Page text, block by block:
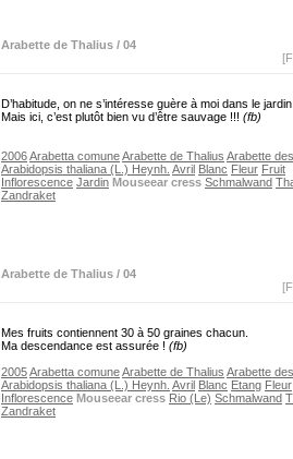
Arabette de Thalius / 04
D’habitude, on ne s’intéresse guère à moi dans le
Mais ici, c’est plutôt bien vu d’être sauvage !!! (fb)
2006Arabetta comuneArabette de Thalius Arabette
Arabidopsis thaliana (L.) Heynh. Avril Blanc Fleur Fruit
Inflorescence Jardin Mouseear cress Schmalwand
Zandraket
Arabette de Thalius / 04
Mes fruits contiennent 30 à 50 graines chacun.
Ma descendance est assurée ! (fb)
2005Arabetta comuneArabette de Thalius Arabette
Arabidopsis thaliana (L.) Heynh. Avril Blanc Etang Fleur
Inflorescence Mouseear cress Rio (Le) Schmalwand
Zandraket